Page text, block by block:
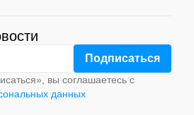
вы соглашаетесь с
данных